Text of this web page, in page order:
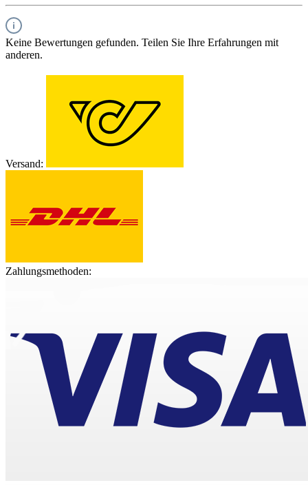
Keine Bewertungen gefunden. Teilen Sie Ihre Erfahrungen mit
anderen.
Versand:
Zahlungsmethoden: